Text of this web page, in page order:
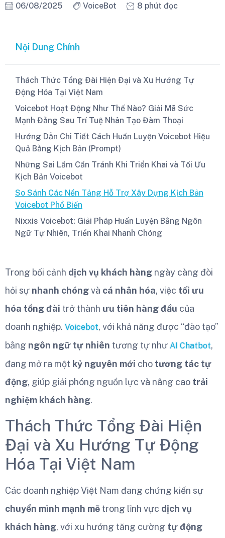
06/08/2025 VoiceBot 8 phút đọc
Nội Dung Chính
Thách Thức Tổng Đài Hiện Đại và Xu Hướng Tự
Động Hóa Tại Việt Nam
Voicebot Hoạt Động Như Thế Nào? Giải Mã Sức
Mạnh Đằng Sau Trí Tuệ Nhân Tạo Đàm Thoại
Hướng Dẫn Chi Tiết Cách Huấn Luyện Voicebot Hiệu
Quả Bằng Kịch Bản (Prompt)
Những Sai Lầm Cần Tránh Khi Triển Khai và Tối Ưu
Kịch Bản Voicebot
So Sánh Các Nền Tảng Hỗ Trợ Xây Dựng Kịch Bản
Voicebot Phổ Biến
Nixxis Voicebot: Giải Pháp Huấn Luyện Bằng Ngôn
Ngữ Tự Nhiên, Triển Khai Nhanh Chóng
Trong bối cảnh dịch vụ khách hàng ngày càng đòi
hỏi sự nhanh chóngvà cá nhân hóa, việc tối ưu
hóa tổng đài trở thành ưu tiên hàng đầu của
doanh nghiệp. Voicebot, với khả năng được “đào tạo”
bằng ngôn ngữ tự nhiên tương tự như AI Chatbot,
đang mở ra một kỷ nguyên mới cho tương tác tự
động, giúp giải phóng nguồn lực và nâng cao trải
nghiệm khách hàng.
Thách Thức Tổng Đài Hiện
Đại và Xu Hướng Tự Động
Hóa Tại Việt Nam
Các doanh nghiệp Việt Nam đang chứng kiến sự
chuyển mình mạnh mẽ trong lĩnh vực dịch vụ
khách hàng, với xu hướng tăng cường tự động